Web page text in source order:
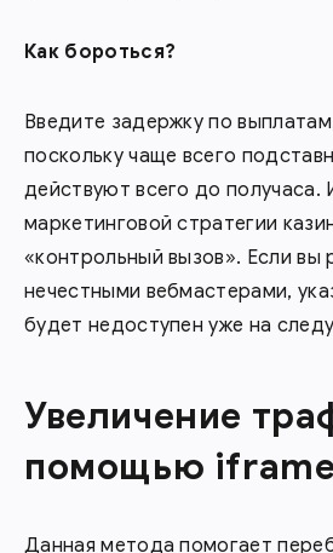
Как бороться?
Введите задержку по
поскольку чаще всего
действуют всего до получаса.
маркетинговой стратегии
«контрольный вызов». Если вы
нечестными вебмастерами,
будет недоступен уже на
Увеличение
помощью iframe
Данная метода помогает